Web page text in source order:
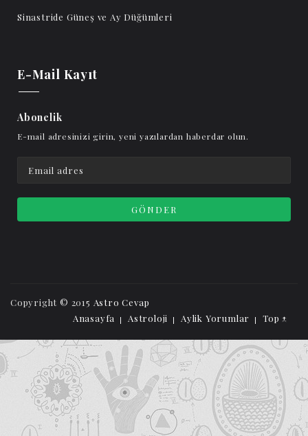
Sinastride Güneş ve Ay Düğümleri
E-Mail Kayıt
Abonelik
E-mail adresinizi girin, yeni yazılardan haberdar olun.
Copyright © 2015 Astro Cevap
Anasayfa
Astroloji Aylik Yorumlar Top ↑